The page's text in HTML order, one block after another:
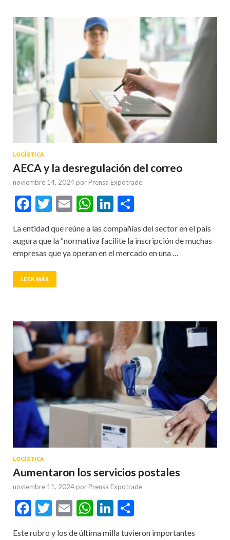
LOGÍSTICA
AECA y la desregulación del correo
noviembre 14, 2024 por Prensa Expotrade
Facebook
Twitter
EmailWhatsApp
LinkedIn
La entidad que reúne a las compañías del sector en el país
augura que la “normativa facilite la inscripción de muchas
empresas que ya operan en el mercado en una …
LEER MÁS
LOGÍSTICA
Aumentaron los servicios postales
noviembre 11, 2024 por Prensa Expotrade
Facebook
Twitter
EmailWhatsApp
LinkedIn
Este rubro y los de última milla tuvieron importantes